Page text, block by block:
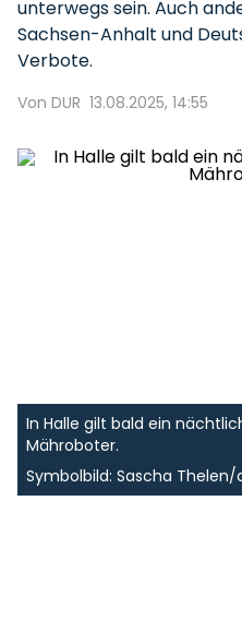
unterwegs sein. Auch
Sachsen-Anhalt und
Verbote.
Von DUR 13.08.2025, 14:55
In Halle gilt bald ein
Mähroboter.
Symbolbild: Sascha Thelen/